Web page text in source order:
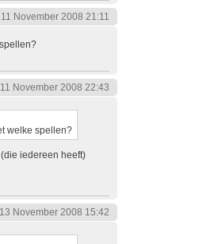
11 November 2008 21:11
11 November 2008 22:43
welke spellen?
iedereen heeft)
13 November 2008 15:42